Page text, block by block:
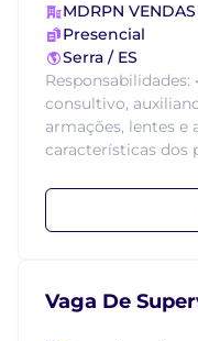
MDRPN VENDAS
Presencial
Serra / ES
consultivo,
armações, lentes e
características dos
Vaga De